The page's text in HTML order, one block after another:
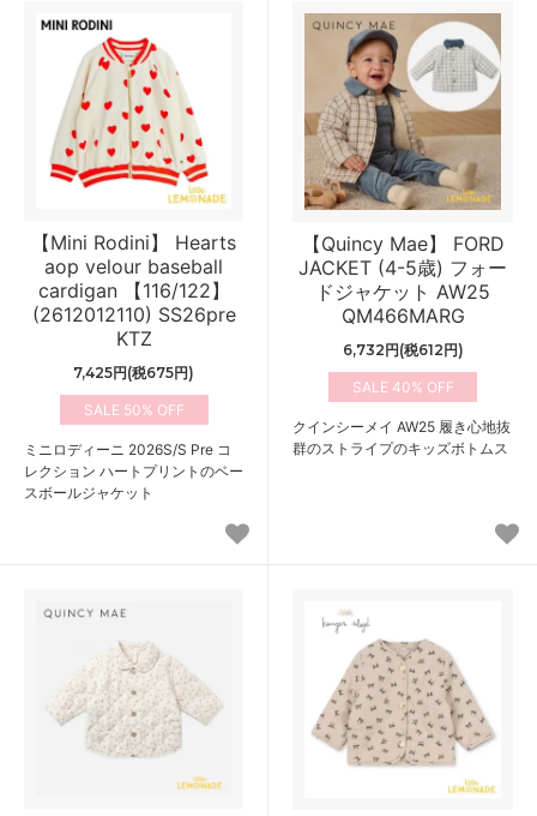
【Mini Rodini】 Hearts
aop velour baseball
cardigan 【116/122】
(2612012110) SS26pre
KTZ
7,425円(税675円)
50%
ミニロディーニ 2026S/S Pre コ
レクション ハートプリントのベー
スボールジャケット
【Quincy Mae】 FORD
JACKET (4-5歳) フォー
ドジャケット AW25
QM466MARG
6,732円(税612円)
40%
クインシーメイ AW25 履き心地抜
群のストライプのキッズボトムス